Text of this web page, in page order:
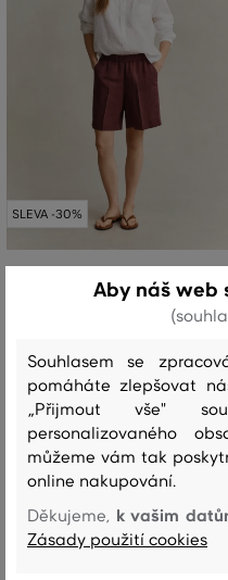
SLEVA -30%
Dostupné velikosti:
34, 36, 38, 40 +2 další
To
Zobrazit
Aby náš web
Souhlasem se
pomáháte zlepšovat
„Přijmout vše"
personalizovaného
můžeme vám tak
online nakupování.
Děkujeme, k vašim
Zásady použití cookies